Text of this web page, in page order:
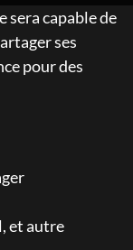
sera capable de
ses
pour des
et autre